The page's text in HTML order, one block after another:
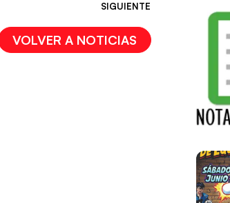
SIGUIENTE
VOLVER A NOTICIAS